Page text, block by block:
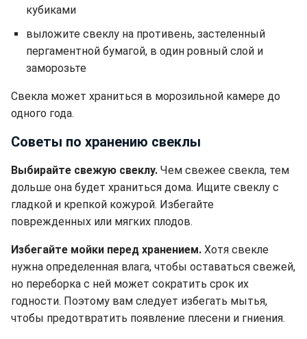
кубиками
выложите свеклу на противень, застеленный
пергаментной бумагой, в один ровный слой и
заморозьте
Свекла может храниться в морозильной камере до
одного года.
Советы по хранению свеклы
Выбирайте свежую свеклу. Чем свежее свекла, тем
дольше она будет храниться дома. Ищите свеклу с
гладкой и крепкой кожурой. Избегайте
поврежденных или мягких плодов.
Избегайте мойки перед хранением. Хотя свекле
нужна определенная влага, чтобы оставаться свежей,
но переборка с ней может сократить срок их
годности. Поэтому вам следует избегать мытья,
чтобы предотвратить появление плесени и гниения.